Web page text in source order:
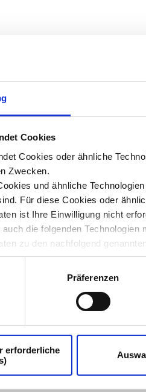
Cookies
Cookies oder ähnliche
Zwecken.
und ähnliche
Für diese Cookies oder
ist Ihre Einwilligung nicht
die folgenden
zu den nachfolgend
Präferenzen
erforderliche